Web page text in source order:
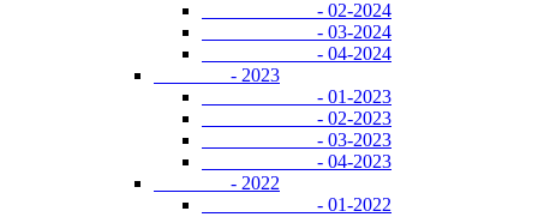
- 02-2024
- 03-2024
- 04-2024
- 2023
- 01-2023
- 02-2023
- 03-2023
- 04-2023
- 2022
- 01-2022